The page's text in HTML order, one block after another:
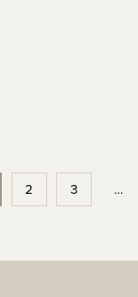
2 3 …